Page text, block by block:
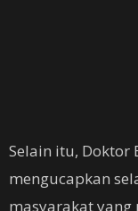
Selain itu, Doktor
mengucapkan
masyarakat